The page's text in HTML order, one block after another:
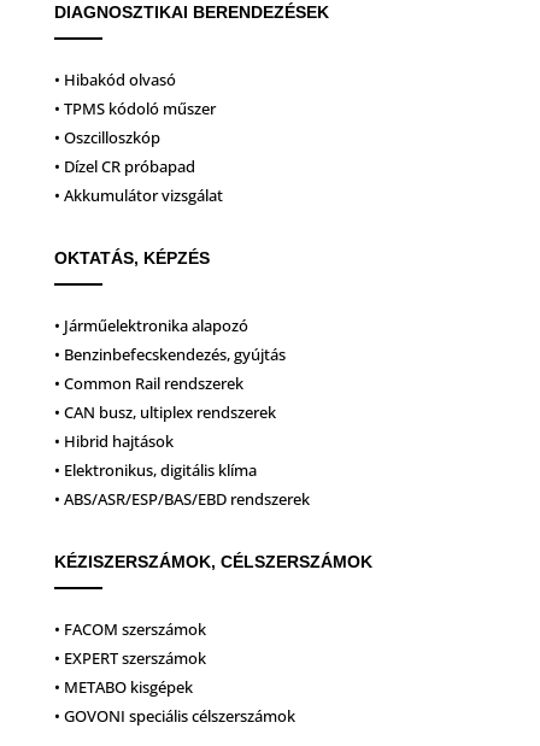
DIAGNOSZTIKAI BERENDEZÉSEK
• Hibakód olvasó
• TPMS kódoló műszer
• Oszcilloszkóp
• Dízel CR próbapad
• Akkumulátor vizsgálat
OKTATÁS, KÉPZÉS
• Járműelektronika alapozó
• Benzinbefecskendezés, gyújtás
• Common Rail rendszerek
• CAN busz, ultiplex rendszerek
• Hibrid hajtások
• Elektronikus, digitális klíma
• ABS/ASR/ESP/BAS/EBD rendszerek
KÉZISZERSZÁMOK, CÉLSZERSZÁMOK
• FACOM szerszámok
• EXPERT szerszámok
• METABO kisgépek
• GOVONI speciális célszerszámok